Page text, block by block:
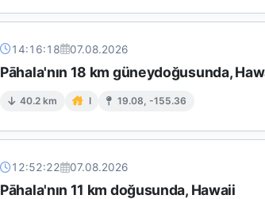
14:16:18 07.08.2026
Pāhala'nın 18 km güneydoğusunda,
40.2 km I 19.08, -155.36
12:52:22 07.08.2026
Pāhala'nın 11 km doğusunda, Hawaii